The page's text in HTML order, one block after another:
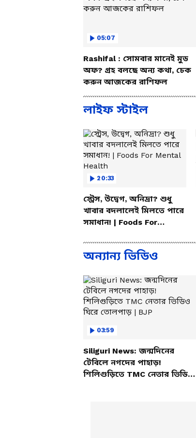
05:07
Rashifal : সোমবার মানেই মুড
অফ? গ্রহ বলছে অন্য কথা, চেক
করুন আজকের রাশিফল
লাইফ স্টাইল
20:33
স্ট্রেস, উদ্বেগ, অনিদ্রা? শুধু
খাবার বদলালেই মিলতে পারে
সমাধান! | Foods For
অন্যান্য ভিডিও
03:59
Siliguri News: জন্মদিনের
টেবিলে নগদের পাহাড়!
শিলিগুড়িতে TMC নেতার ভিডিও